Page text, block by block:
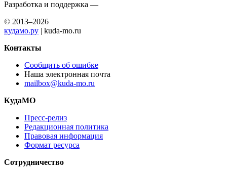
Разработка и поддержка —
© 2013–2026
кудамо.ру | kuda-mo.ru
Контакты
Сообщить об ошибке
Наша электронная почта
mailbox@kuda-mo.ru
КудаМО
Пресс-релиз
Редакционная политика
Правовая информация
Формат ресурса
Сотрудничество